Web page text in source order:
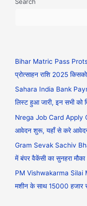
Bihar Matric Pass
प्रोत्साहन राशि 2025
Sahara India Bank
लिस्ट हुआ जारी, इन सभी
Nrega Job Card Apply
आवेदन शुरू, यहाँ से करे
Gram Sevak Sachiv
में बंपर वैकेंसी का सुनहरा मौका
PM Vishwakarma Silai
मशीन के साथ 15000 हजार